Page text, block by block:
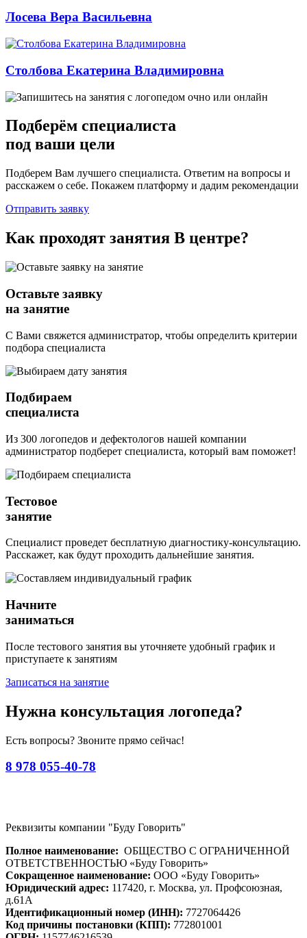
Лосева Вера Васильевна
Столбова Екатерина Владимировна
Подберём специалиста
под ваши цели
Подберем Вам лучшего специалиста. Ответим на вопросы и
расскажем о себе. Покажем платформу и дадим рекомендации
Отправить заявку
Как проходят занятия В центре?
Оставьте заявку
на занятие
С Вами свяжется администратор, чтобы определить критерии
подбора специалиста
Подбираем
специалиста
Из 300 логопедов и дефектологов нашей компании
администратор подберет специалиста, который вам поможет!
Тестовое
занятие
Специалист проведет бесплатную диагностику-консультацию.
Расскажет, как будут проходить дальнейшие занятия.
Начните
заниматься
После тестового занятия вы уточняете удобный график и
приступаете к занятиям
Записаться на занятие
Нужна консультация логопеда?
Есть вопросы? Звоните прямо сейчас!
8 978 055-40-78
Реквизиты компании "Буду Говорить"
Полное наименование: ОБЩЕСТВО С ОГРАНИЧЕННОЙ
ОТВЕТСТВЕННОСТЬЮ «Буду Говорить»
Сокращенное наименование: ООО «Буду Говорить»
Юридический адрес: 117420, г. Москва, ул. Профсоюзная,
д.61А
Идентификационный номер (ИНН): 7727064426
Код причины постановки (КПП): 772801001